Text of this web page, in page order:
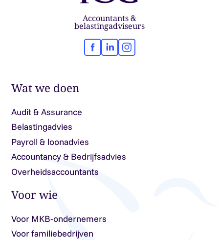
Accountants &
belastingadviseurs
Facebook
LinkedInInstagram
Wat we doen
Audit & Assurance
Belastingadvies
Payroll & loonadvies
Accountancy & Bedrijfsadvies
Overheidsaccountants
Voor wie
Voor MKB-ondernemers
Voor familiebedrijven